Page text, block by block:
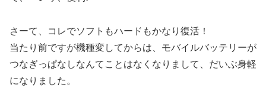
さーて、コレでソフトもハードもかなり復活！
当たり前ですが機種変してからは、モバイルバッテリーが
つなぎっぱなしなんてことはなくなりまして、だいぶ身軽
になりました。